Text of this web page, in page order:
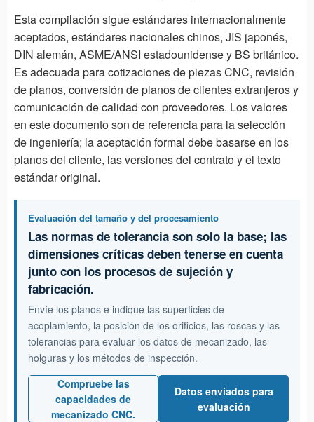
Esta compilación sigue estándares internacionalmente
aceptados, estándares nacionales chinos, JIS japonés,
DIN alemán, ASME/ANSI estadounidense y BS británico.
Es adecuada para cotizaciones de piezas CNC, revisión
de planos, conversión de planos de clientes extranjeros y
comunicación de calidad con proveedores. Los valores
en este documento son de referencia para la selección
de ingeniería; la aceptación formal debe basarse en los
planos del cliente, las versiones del contrato y el texto
estándar original.
Evaluación del tamaño y del procesamiento
Las normas de tolerancia son solo la base; las
dimensiones críticas deben tenerse en cuenta
junto con los procesos de sujeción y
fabricación.
Envíe los planos e indique las superficies de
acoplamiento, la posición de los orificios, las roscas y las
tolerancias para evaluar los datos de mecanizado, las
holguras y los métodos de inspección.
Compruebe las
capacidades de
mecanizado CNC.
Datos enviados para
evaluación